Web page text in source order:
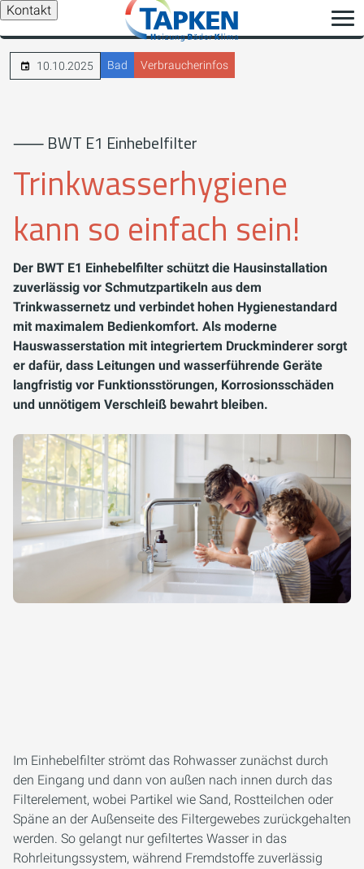
Kontakt
10.10.2025 Bad Verbraucherinfos
⸺ BWT E1 Einhebelfilter
Trinkwasserhygiene
kann so einfach sein!
Der BWT E1 Einhebelfilter schützt die Hausinstallation
zuverlässig vor Schmutzpartikeln aus dem
Trinkwassernetz und verbindet hohen Hygienestandard
mit maximalem Bedienkomfort. Als moderne
Hauswasserstation mit integriertem Druckminderer sorgt
er dafür, dass Leitungen und wasserführende Geräte
langfristig vor Funktionsstörungen, Korrosionsschäden
und unnötigem Verschleiß bewahrt bleiben.
Im Einhebelfilter strömt das Rohwasser zunächst durch
den Eingang und dann von außen nach innen durch das
Filterelement, wobei Partikel wie Sand, Rostteilchen oder
Späne an der Außenseite des Filtergewebes zurückgehalten
werden. So gelangt nur gefiltertes Wasser in das
Rohrleitungssystem, während Fremdstoffe zuverlässig